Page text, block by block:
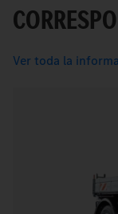
Ver toda la